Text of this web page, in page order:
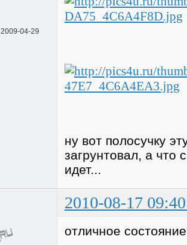
2009-04-29
ну вот полосучку
загрунтовал, а что
идет...
2010-08-17
отличное